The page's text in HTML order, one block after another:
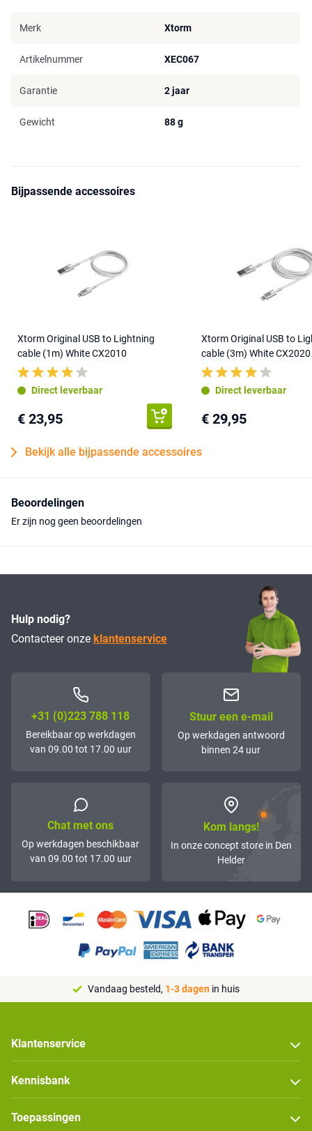
Merk Xtorm
Artikelnummer XEC067
Garantie 2 jaar
Gewicht 88 g
Bijpassende accessoires
Xtorm Original USB to Lightning
cable (1m) White CX2010
Direct leverbaar
€ 23,95
Xtorm Original USB to
cable (3m) White CX2020
Direct leverbaar
€ 29,95
Bekijk alle bijpassende accessoires
Beoordelingen
Er zijn nog geen beoordelingen
Hulp nodig?
Contacteer onze klantenservice
+31 (0)223 788 118
Bereikbaar op werkdagen
van 09.00 tot 17.00 uur
Stuur een e-mail
Op werkdagen antwoord
binnen 24 uur
Chat met ons
Op werkdagen beschikbaar
van 09.00 tot 17.00 uur
Kom langs!
In onze concept store in Den
Helder
Vandaag besteld, 1-3 dagen in huis
Klantenservice
Kennisbank
Toepassingen